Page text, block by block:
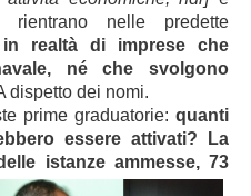
rientrano nelle predette
realtà di imprese che
né che svolgono
dispetto dei nomi.
prime graduatorie: quanti
essere attivati? La
istanze ammesse, 73